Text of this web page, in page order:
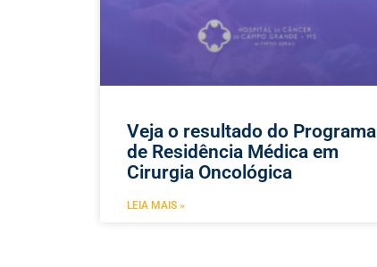
Veja o resultado do Programa
de Residência Médica em
Cirurgia Oncológica
LEIA MAIS »